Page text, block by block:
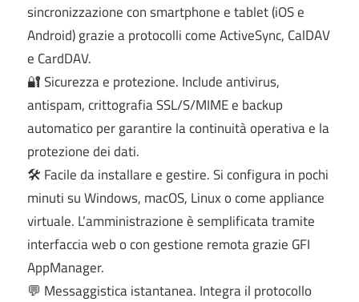
sincronizzazione con smartphone e tablet (iOS e
Android) grazie a protocolli come ActiveSync, CalDAV
e CardDAV.
🔐 Sicurezza e protezione. Include antivirus,
antispam, crittografia SSL/S/MIME e backup
automatico per garantire la continuità operativa e la
protezione dei dati.
🛠️ Facile da installare e gestire. Si configura in pochi
minuti su Windows, macOS, Linux o come appliance
virtuale. L’amministrazione è semplificata tramite
interfaccia web o con gestione remota grazie GFI
AppManager.
💬 Messaggistica istantanea. Integra il protocollo